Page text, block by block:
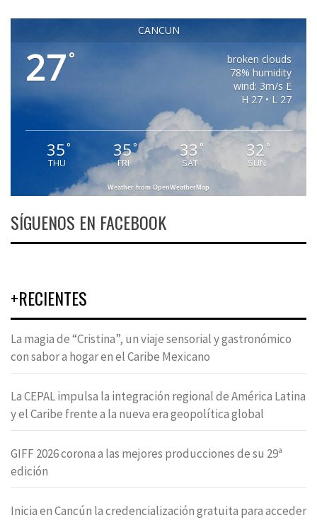
CANCUN
27°
broken clouds
78% humidity
wind: 3m/s E
H 27 • L 27
35°
THU
35°
FRI
33 °
SAT
32 °
SUN
Weather from OpenWeatherMap
SÍGUENOS EN FACEBOOK
+RECIENTES
La magia de “Cristina”, un viaje sensorial y gastronómico
con sabor a hogar en el Caribe Mexicano
La CEPAL impulsa la integración regional de América Latina
y el Caribe frente a la nueva era geopolítica global
GIFF 2026 corona a las mejores producciones de su 29ª
edición
Inicia en Cancún la credencialización gratuita para acceder